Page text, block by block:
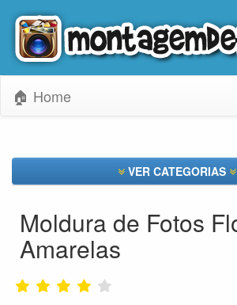
🏠 Home
VER CATEGORIAS
Moldura de Fotos
Amarelas